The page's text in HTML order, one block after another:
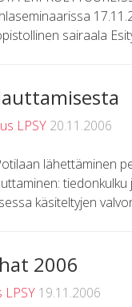
sairaala
LPSY 20.11.2006
lähettäminen
käsiteltyjen
2006
LPSY 19.11.2006